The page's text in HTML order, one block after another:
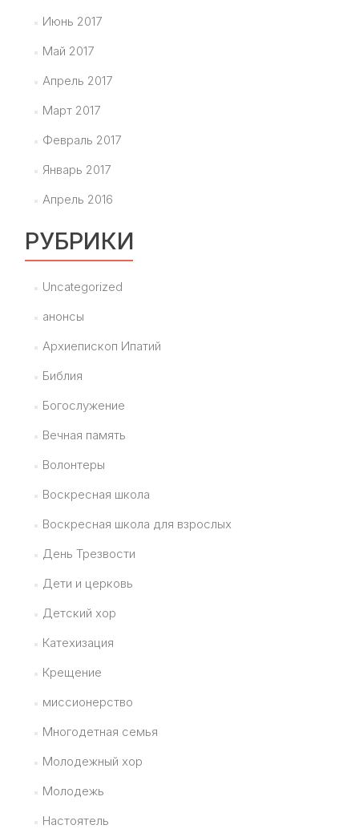
Июнь 2017
Май 2017
Апрель 2017
Март 2017
Февраль 2017
Январь 2017
Апрель 2016
РУБРИКИ
Uncategorized
анонсы
Архиепископ Ипатий
Библия
Богослужение
Вечная память
Волонтеры
Воскресная школа
Воскресная школа для взрослых
День Трезвости
Дети и церковь
Детский хор
Катехизация
Крещение
миссионерство
Многодетная семья
Молодежный хор
Молодежь
Настоятель